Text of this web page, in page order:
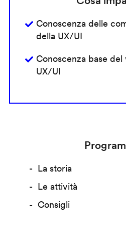
Conoscenza delle
della UX/UI
Conoscenza base
UX/UI
La storia
Le attività
Consigli